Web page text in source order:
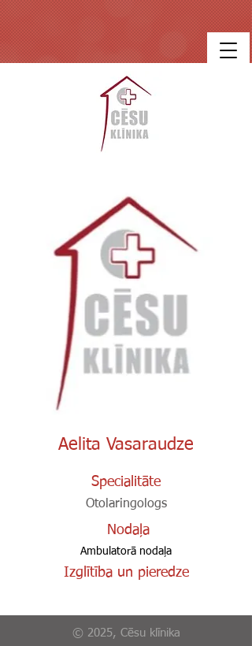
Aelita Vasaraudze
Specialitāte
Otolaringologs
Nodaļa
Ambulatorā nodaļa
Izglītība un pieredze
© 2025, Cēsu klīnika